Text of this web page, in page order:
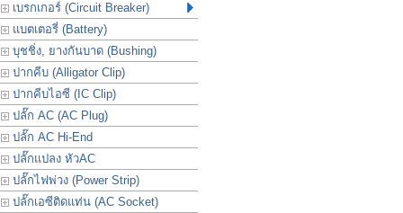
เบรกเกอร์ (Circuit Breaker)
แบตเตอรี่ (Battery)
บุชชิ่ง, ยางกันบาด (Bushing)
ปากคีบ (Alligator Clip)
ปากคีบไอซี (IC Clip)
ปลั๊ก AC (AC Plug)
ปลั๊ก AC Hi-End
ปลั๊กแปลง หัวAC
ปลั๊กไฟพ่วง (Power Strip)
ปลั๊กเอซีติดแท่น (AC Socket)